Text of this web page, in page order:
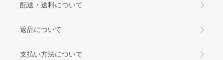
配送・送料について
返品について
支払い方法について